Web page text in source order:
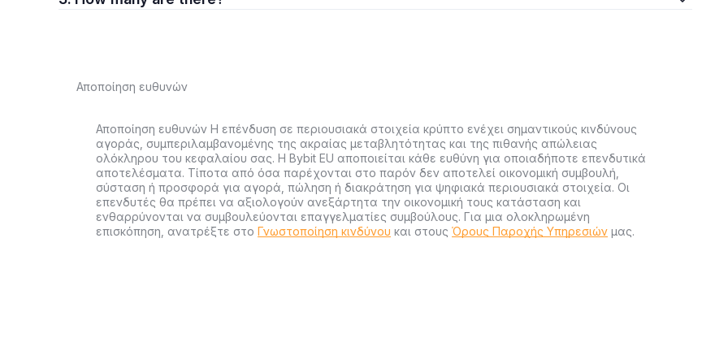
Αποποίηση ευθυνών
Αποποίηση ευθυνών Η επένδυση σε περιουσιακά στοιχεία κρύπτο ενέχει σημαντικούς κινδύνους
αγοράς, συμπεριλαμβανομένης της ακραίας μεταβλητότητας και της πιθανής απώλειας
ολόκληρου του κεφαλαίου σας. Η Bybit EU αποποιείται κάθε ευθύνη για οποιαδήποτε επενδυτικά
αποτελέσματα. Τίποτα από όσα παρέχονται στο παρόν δεν αποτελεί οικονομική συμβουλή,
σύσταση ή προσφορά για αγορά, πώληση ή διακράτηση για ψηφιακά περιουσιακά στοιχεία. Οι
επενδυτές θα πρέπει να αξιολογούν ανεξάρτητα την οικονομική τους κατάσταση και
ενθαρρύνονται να συμβουλεύονται επαγγελματίες συμβούλους. Για μια ολοκληρωμένη
επισκόπηση, ανατρέξτε στο Γνωστοποίηση κινδύνου και στους Όρους Παροχής Υπηρεσιών μας.